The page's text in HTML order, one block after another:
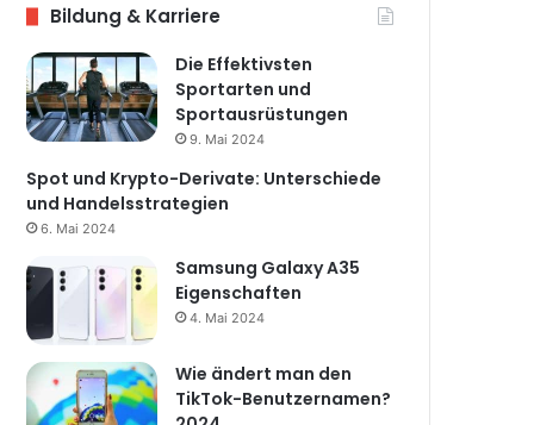
CoTweets-Funktion
Instagram Live-
Computer aus ansehen
YouTube Go ist jetzt im
Google Play Store verfügbar
Apple übernimmt Shazam:
Bildung & Karriere
Die Effektivsten
Sportarten und
Sportausrüstungen
9. Mai 2024
Spot und Krypto-Derivate: Unterschiede
und Handelsstrategien
6. Mai 2024
Samsung Galaxy A35
Eigenschaften
4. Mai 2024
Wie ändert man den
TikTok-Benutzernamen?